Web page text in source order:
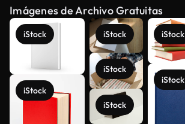
Imágenes de Archivo Gratuitas
iStock
iStock
iStock
iStock
iStock
iStock
iStock